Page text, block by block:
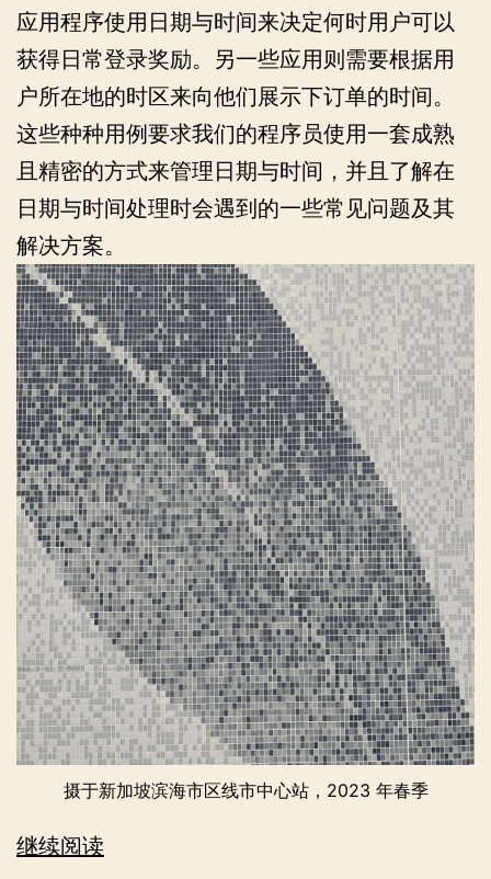
应用程序使用日期与时间来决定何时用户可以
获得日常登录奖励。另一些应用则需要根据用
户所在地的时区来向他们展示下订单的时间。
这些种种用例要求我们的程序员使用一套成熟
且精密的方式来管理日期与时间，并且了解在
日期与时间处理时会遇到的一些常见问题及其
解决方案。
摄于新加坡滨海市区线市中心站，2023 年春季
继续阅读